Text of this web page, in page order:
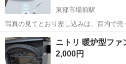
東部市場前駅
写真の見てとおり差し込みは、百均で売
れです興味持たれた方如何ですか。
大阪 大阪市 東部市場前駅
ニトリ 暖炉型ファ
2,000円